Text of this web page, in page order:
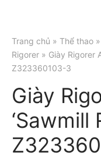
Trang chủ » Thể thao »
Rigorer » Giày Rigorer
Z323360103-3
Giày
‘Sawmill